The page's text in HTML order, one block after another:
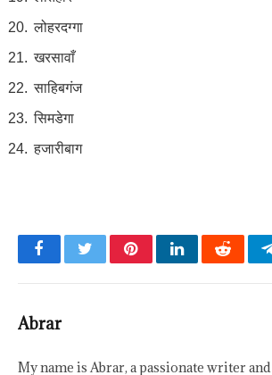
लोहरदग्गा
खरसावाँ
साहिबगंज
सिमडेगा
हजारीबाग
FacebookTwitterPinterestLinkedInReddit
Abrar
My name is Abrar, a passionate writer